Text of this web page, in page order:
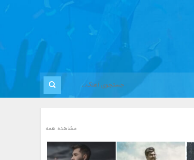
مشاهده همه